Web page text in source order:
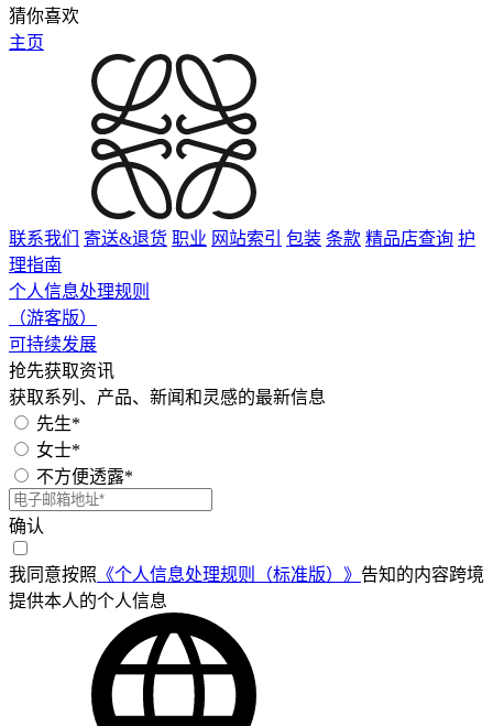
猜你喜欢
主页
联系我们 寄送&退货 职业 网站索引 包装 条款 精品店查询 护
理指南
个人信息处理规则
（游客版）
可持续发展
抢先获取资讯
获取系列、产品、新闻和灵感的最新信息
先生*
女士*
不方便透露*
确认
我同意按照 《个人信息处理规则（标准版）》 告知的内容跨境
提供本人的个人信息